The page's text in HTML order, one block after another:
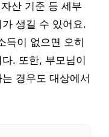
산 기준 등 세부
생길 수 있어요.
득이 없으면 오히
. 또한, 부모님이
경우도 대상에서